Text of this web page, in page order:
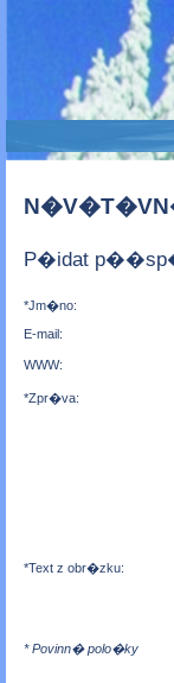
P�idat
*Jm�no:
E-mail:
WWW:
*Zpr�va:
*Text z obr�zku:
* Povinn� polo�ky